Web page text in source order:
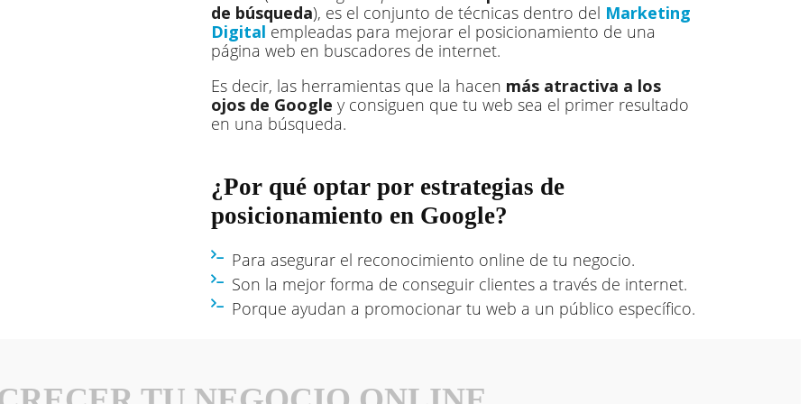
de búsqueda), es el conjunto de técnicas dentro del Marketing
Digital empleadas para mejorar el posicionamiento de una
página web en buscadores de internet.
Es decir, las herramientas que la hacen más atractiva a los
ojos de Google y consiguen que tu web sea el primer resultado
en una búsqueda.
¿Por qué optar por estrategias de
posicionamiento en Google?
Para asegurar el reconocimiento online de tu negocio.
Son la mejor forma de conseguir clientes a través de internet.
Porque ayudan a promocionar tu web a un público específico.